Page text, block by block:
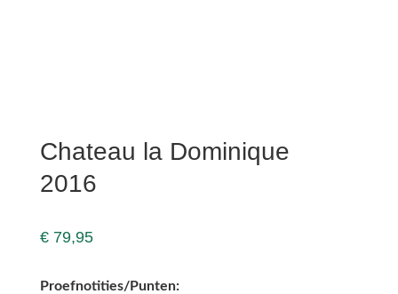
Chateau la Dominique
2016
€79,95
Proefnotities/Punten: